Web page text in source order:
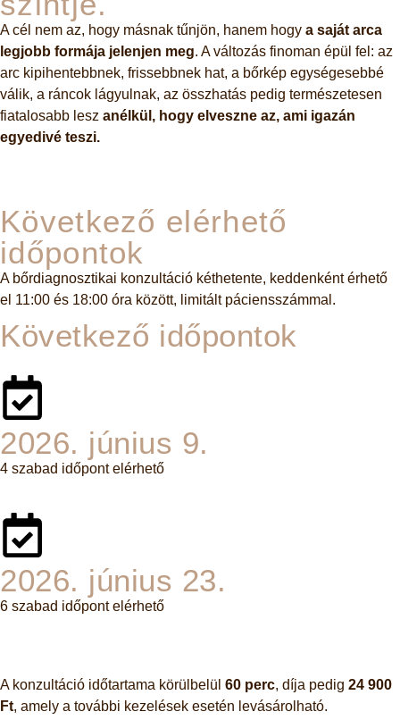
A cél nem az, hogy másnak tűnjön, hanem hogy a saját arca
legjobb formája jelenjen meg. A változás finoman épül fel: az
arc kipihentebbnek, frissebbnek hat, a bőrkép egységesebbé
válik, a ráncok lágyulnak, az összhatás pedig természetesen
fiatalosabb lesz anélkül, hogy elveszne az, ami igazán
egyedivé teszi.
Következő elérhető
időpontok
A bőrdiagnosztikai konzultáció kéthetente, keddenként érhető
el 11:00 és 18:00 óra között, limitált páciensszámmal.
Következő időpontok
2026. június 9.
4 szabad időpont elérhető
2026. június 23.
6 szabad időpont elérhető
A konzultáció időtartama körülbelül 60 perc, díja pedig 24 900
Ft, amely a további kezelések esetén levásárolható.